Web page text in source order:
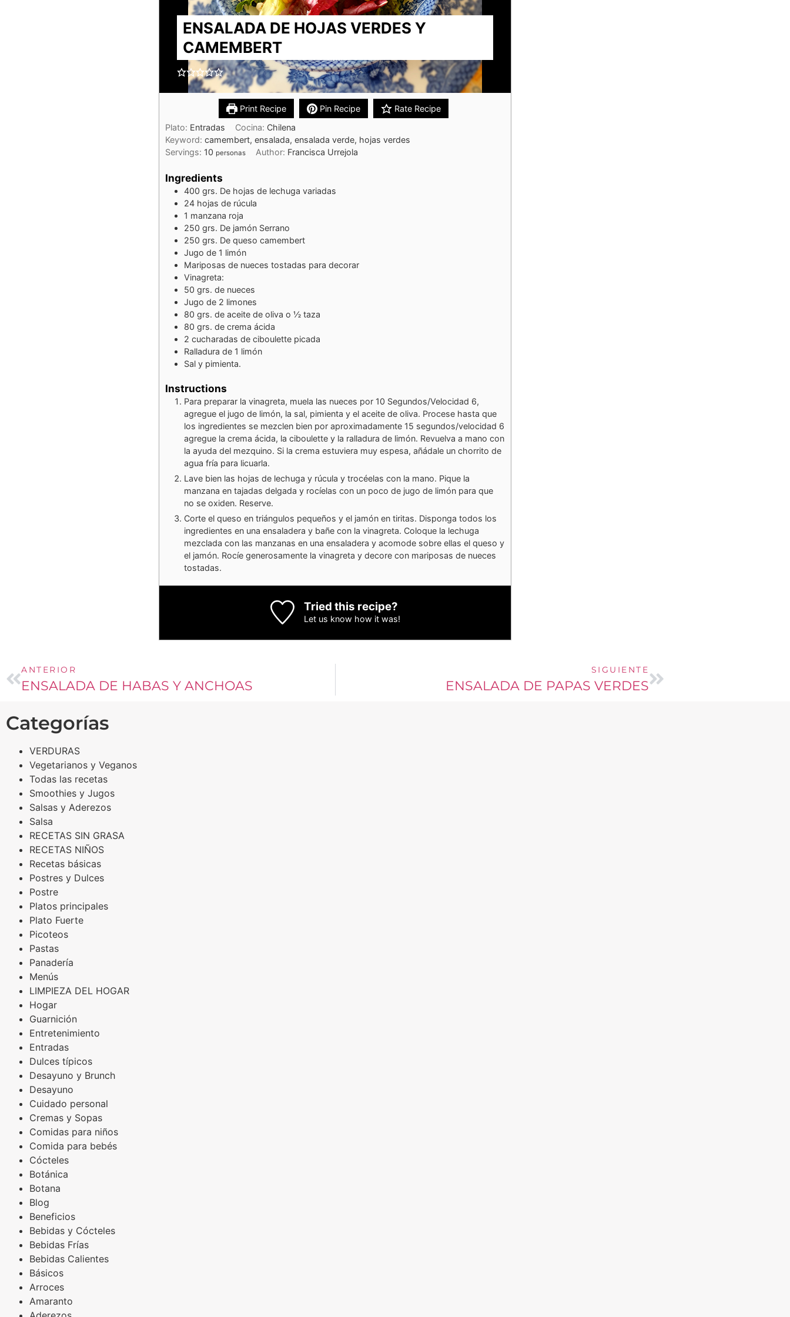
ENSALADA DE HOJAS VERDES Y
CAMEMBERT
Print Recipe Pin Recipe
Rate Recipe
Plato: Entradas Cocina: Chilena
Keyword: camembert, ensalada, ensalada verde, hojas verdes
Servings: 10 personas Author: Francisca Urrejola
Ingredients
400 grs. De hojas de lechuga variadas
24 hojas de rúcula
1 manzana roja
250 grs. De jamón Serrano
250 grs. De queso camembert
Jugo de 1 limón
Mariposas de nueces tostadas para decorar
Vinagreta:
50 grs. de nueces
Jugo de 2 limones
80 grs. de aceite de oliva o ½ taza
80 grs. de crema ácida
2 cucharadas de ciboulette picada
Ralladura de 1 limón
Sal y pimienta.
Instructions
Para preparar la vinagreta, muela las nueces por 10 Segundos/Velocidad 6,
agregue el jugo de limón, la sal, pimienta y el aceite de oliva. Procese hasta que
los ingredientes se mezclen bien por aproximadamente 15 segundos/velocidad 6
agregue la crema ácida, la ciboulette y la ralladura de limón. Revuelva a mano con
la ayuda del mezquino. Si la crema estuviera muy espesa, añádale un chorrito de
agua fría para licuarla.
Lave bien las hojas de lechuga y rúcula y trocéelas con la mano. Pique la
manzana en tajadas delgada y rocíelas con un poco de jugo de limón para que
no se oxiden. Reserve.
Corte el queso en triángulos pequeños y el jamón en tiritas. Disponga todos los
ingredientes en una ensaladera y bañe con la vinagreta. Coloque la lechuga
mezclada con las manzanas en una ensaladera y acomode sobre ellas el queso y
el jamón. Rocíe generosamente la vinagreta y decore con mariposas de nueces
tostadas.
Tried this recipe?
Let us know how it was!
ANTERIOR
ENSALADA DE HABAS Y ANCHOAS
SIGUIENTE
ENSALADA DE PAPAS VERDES
Categorías
VERDURAS
Vegetarianos y Veganos
Todas las recetas
Smoothies y Jugos
Salsas y Aderezos
Salsa
RECETAS SIN GRASA
RECETAS NIÑOS
Recetas básicas
Postres y Dulces
Postre
Platos principales
Plato Fuerte
Picoteos
Pastas
Panadería
Menús
LIMPIEZA DEL HOGAR
Hogar
Guarnición
Entretenimiento
Entradas
Dulces típicos
Desayuno y Brunch
Desayuno
Cuidado personal
Cremas y Sopas
Comidas para niños
Comida para bebés
Cócteles
Botánica
Botana
Blog
Beneficios
Bebidas y Cócteles
Bebidas Frías
Bebidas Calientes
Básicos
Arroces
Amaranto